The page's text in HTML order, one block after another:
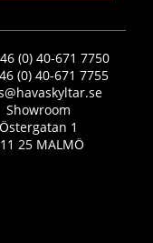
(0) 40-671 7750
(0) 40-671 7755
Showroom
Östergatan 1
25 MALMÖ